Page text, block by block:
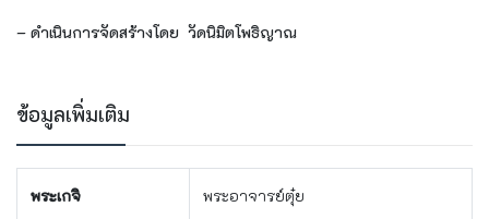
– ดำเนินการจัดสร้างโดย วัดนิมิตโพธิญาณ
ข้อมูลเพิ่มเติม
พระเกจิ พระอาจารย์ตุ๋ย